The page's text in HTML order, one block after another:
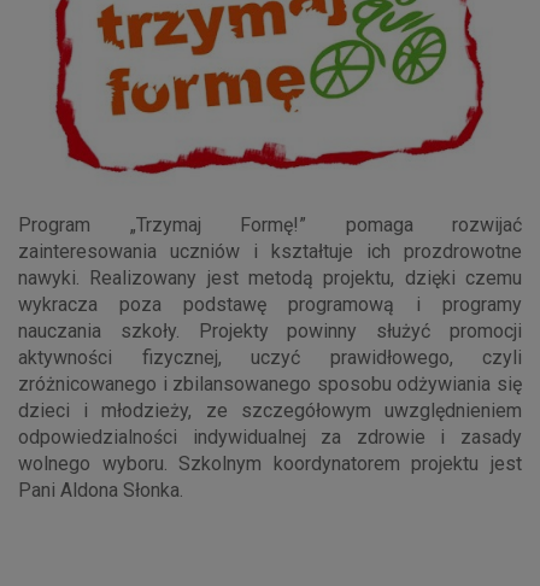
Program „Trzymaj Formę!” pomaga rozwijać
zainteresowania uczniów i kształtuje ich prozdrowotne
nawyki. Realizowany jest metodą projektu, dzięki czemu
wykracza poza podstawę programową i programy
nauczania szkoły. Projekty powinny służyć promocji
aktywności fizycznej, uczyć prawidłowego, czyli
zróżnicowanego i zbilansowanego sposobu odżywiania się
dzieci i młodzieży, ze szczegółowym uwzględnieniem
odpowiedzialności indywidualnej za zdrowie i zasady
wolnego wyboru. Szkolnym koordynatorem projektu jest
Pani Aldona Słonka.